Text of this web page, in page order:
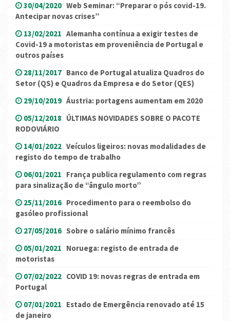
30/04/2020 Web Seminar: “Preparar o pós covid-19.
Antecipar novas crises”
13/02/2021 Alemanha contínua a exigir testes de
Covid-19 a motoristas em proveniência de Portugal e
outros países
28/11/2017 Banco de Portugal atualiza Quadros do
Setor (QS) e Quadros da Empresa e do Setor (QES)
29/10/2019 Áustria: portagens aumentam em 2020
05/12/2018 ÚLTIMAS NOVIDADES SOBRE O PACOTE
RODOVIÁRIO
14/01/2022 Veículos ligeiros: novas modalidades de
registo do tempo de trabalho
06/01/2021 França publica regulamento com regras
para sinalização de “ângulo morto”
25/11/2016 Procedimento para o reembolso do
gasóleo profissional
27/05/2016 Sobre o salário mínimo francês
05/01/2021 Noruega: registo de entrada de
motoristas
07/02/2022 COVID 19: novas regras de entrada em
Portugal
07/01/2021 Estado de Emergência renovado até 15
de janeiro